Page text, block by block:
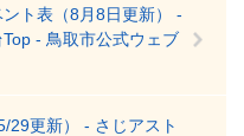
ト表（8月8日更新） -
- 鳥取市公式ウェブ
29更新） - さじアスト